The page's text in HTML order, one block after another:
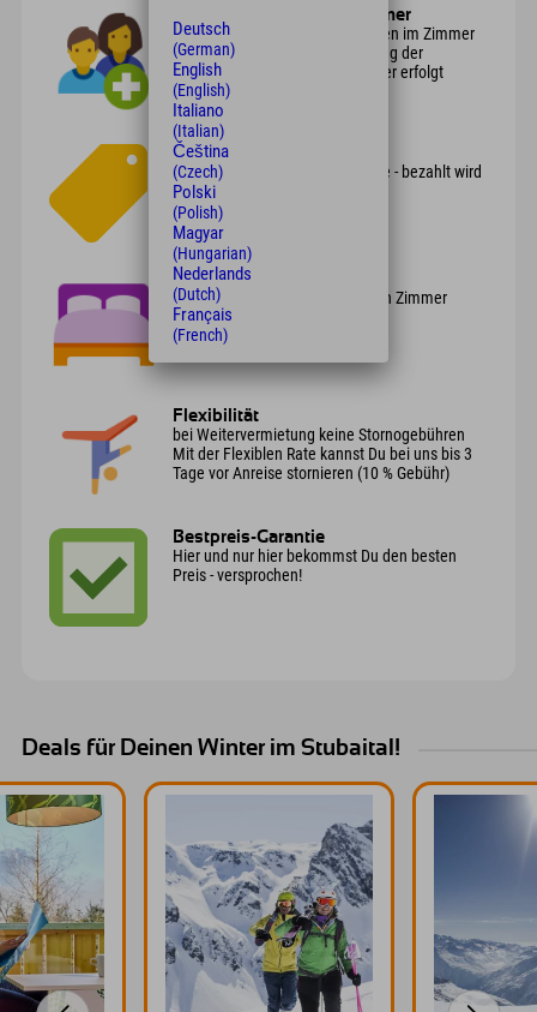
Mehrere Personen im Zimmer
es reisen nur 2 anstatt 3 Personen im Zimmer
an oder nur 1 anstatt 2? Änderung der
Personenanzahl in einem Zimmer erfolgt
kostenfrei
Unkomplizierte Buchung
ohne Anzahlung oder Kreditkarte - bezahlt wird
erst vor Ort
Letzte Zimmer
hier gibt's die letzten verfügbaren Zimmer
Flexibilität
bei Weitervermietung keine Stornogebühren
Mit der Flexiblen Rate kannst Du bei uns bis 3
Tage vor Anreise stornieren (10 % Gebühr)
Bestpreis-Garantie
Hier und nur hier bekommst Du den besten
Preis - versprochen!
Deals für Deinen Winter im Stubaital!
Deutsch
(German)
English
(English)
Italiano
(Italian)
Čeština
(Czech)
Polski
(Polish)
Magyar
(Hungarian)
Nederlands
(Dutch)
Français
(French)